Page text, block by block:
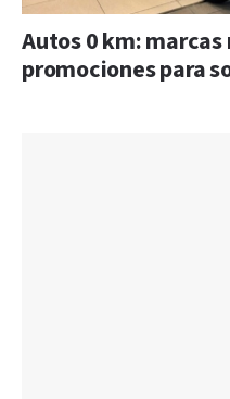
Autos 0 km:
promociones para